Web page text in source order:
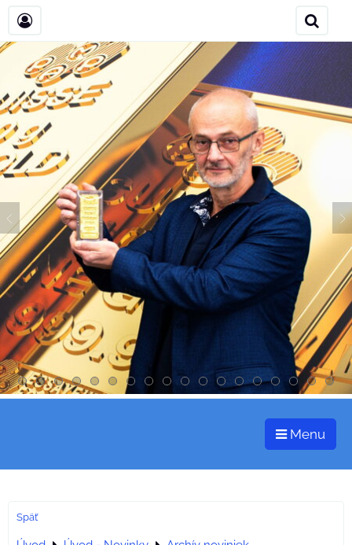
Menu
Späť